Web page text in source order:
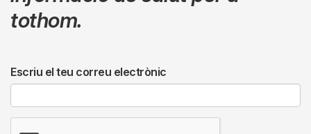
tothom.
Escriu el teu correu electrònic